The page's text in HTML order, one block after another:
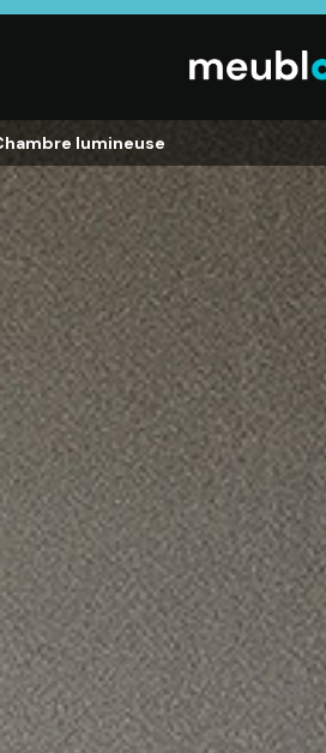
LITERIE
Matelas,
Sommiers,
Literies
électriques,
Linge de maison
lumineuse